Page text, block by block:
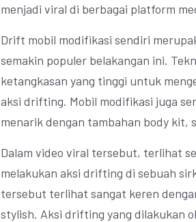
menjadi viral di berbagai platform
Drift mobil modifikasi sendiri
semakin populer belakangan ini.
ketangkasan yang tinggi untuk
aksi drifting. Mobil modifikasi juga
menarik dengan tambahan body kit,
Dalam video viral tersebut, terlihat
melakukan aksi drifting di sebuah
tersebut terlihat sangat keren
stylish. Aksi drifting yang dilakukan